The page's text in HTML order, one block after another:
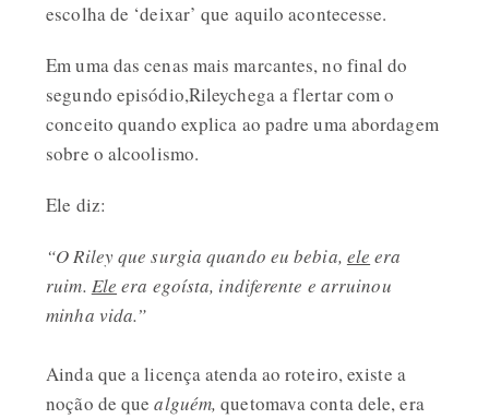
escolha de ‘deixar’ que aquilo acontecesse.
Em uma das cenas mais marcantes, no final do
segundo episódio,Rileychega a flertar com o
conceito quando explica ao padre uma abordagem
sobre o alcoolismo.
Ele diz:
“O Riley que surgia quando eu bebia, ele era
ruim. Ele era egoísta, indiferente e arruinou
minha vida.”
Ainda que a licença atenda ao roteiro, existe a
noção de quealguém, quetomava conta dele, era